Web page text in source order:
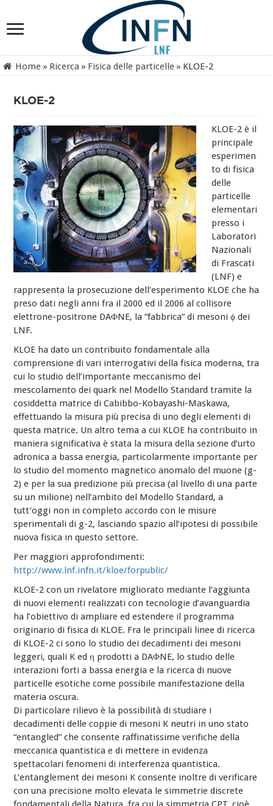
Home » Ricerca » Fisica delle particelle » KLOE-2
KLOE-2
KLOE-2 è il
principale
esperimen
to di fisica
delle
particelle
elementari
presso i
Laboratori
Nazionali
di Frascati
(LNF) e
rappresenta la prosecuzione dell’esperimento KLOE che ha
preso dati negli anni fra il 2000 ed il 2006 al collisore
elettrone-positrone DAΦNE, la “fabbrica” di mesoni ϕ dei
LNF.
KLOE ha dato un contribuito fondamentale alla
comprensione di vari interrogativi della fisica moderna, tra
cui lo studio dell’importante meccanismo del
mescolamento dei quark nel Modello Standard tramite la
cosiddetta matrice di Cabibbo-Kobayashi-Maskawa,
effettuando la misura più precisa di uno degli elementi di
questa matrice. Un altro tema a cui KLOE ha contribuito in
maniera significativa è stata la misura della sezione d’urto
adronica a bassa energia, particolarmente importante per
lo studio del momento magnetico anomalo del muone (g-
2) e per la sua predizione più precisa (al livello di una parte
su un milione) nell’ambito del Modello Standard, a
tutt’oggi non in completo accordo con le misure
sperimentali di g-2, lasciando spazio all’ipotesi di possibile
nuova fisica in questo settore.
Per maggiori approfondimenti:
http://www.lnf.infn.it/kloe/forpublic/
KLOE-2 con un rivelatore migliorato mediante l’aggiunta
di nuovi elementi realizzati con tecnologie d’avanguardia
ha l’obiettivo di ampliare ed estendere il programma
originario di fisica di KLOE. Fra le principali linee di ricerca
di KLOE-2 ci sono lo studio dei decadimenti dei mesoni
leggeri, quali K ed η prodotti a DAΦNE, lo studio delle
interazioni forti a bassa energia e la ricerca di nuove
particelle esotiche come possibile manifestazione della
materia oscura.
Di particolare rilievo è la possibilità di studiare i
decadimenti delle coppie di mesoni K neutri in uno stato
“entangled” che consente raffinatissime verifiche della
meccanica quantistica e di mettere in evidenza
spettacolari fenomeni di interferenza quantistica.
L’entanglement dei mesoni K consente inoltre di verificare
con una precisione molto elevata le simmetrie discrete